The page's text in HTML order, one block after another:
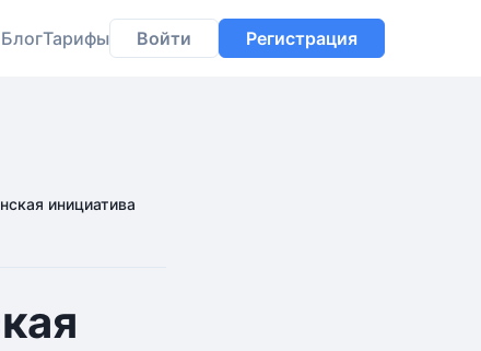
БлогТарифы Войти Регистрация
инициатива